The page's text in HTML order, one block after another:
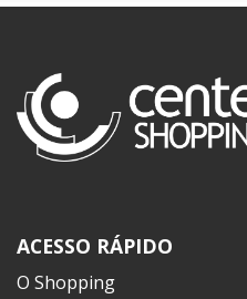
ACESSO RÁPIDO
O Shopping